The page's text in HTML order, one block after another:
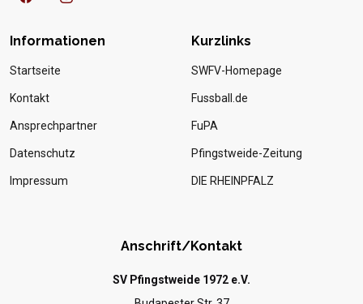
Informationen
Startseite
Kontakt
Ansprechpartner
Datenschutz
Impressum
Kurzlinks
SWFV-Homepage
Fussball.de
FuPA
Pfingstweide-Zeitung
DIE RHEINPFALZ
Anschrift/Kontakt
SV Pfingstweide 1972 e.V.